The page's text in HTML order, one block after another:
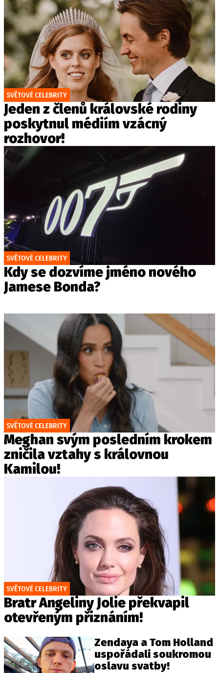
SVĚTOVÉ CELEBRITY
Jeden z členů královské rodiny
poskytnul médiím vzácný
rozhovor!
SVĚTOVÉ CELEBRITY
Kdy se dozvíme jméno nového
Jamese Bonda?
SVĚTOVÉ CELEBRITY
Meghan svým posledním krokem
zničila vztahy s královnou
Kamilou!
SVĚTOVÉ CELEBRITY
Bratr Angeliny Jolie překvapil
otevřeným přiznáním!
Zendaya a Tom Holland
uspořádali soukromou
oslavu svatby!